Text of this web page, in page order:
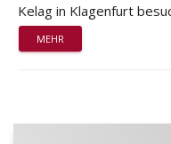
Kelag in Klagenfurt
MEHR